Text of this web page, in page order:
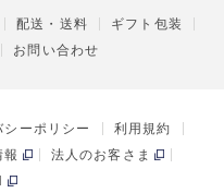
配送・送料
ギフト包装
お問い合わせ
シーポリシー
利用規約
報
法人のお客さま